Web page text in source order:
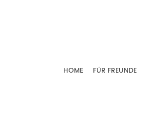
HOME FÜR FREUNDE